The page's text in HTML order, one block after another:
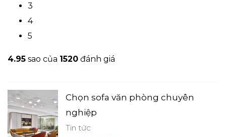
3
4
5
4.95 sao của 1520 đánh giá
Chọn sofa văn phòng chuyên
nghiệp
Tin tức